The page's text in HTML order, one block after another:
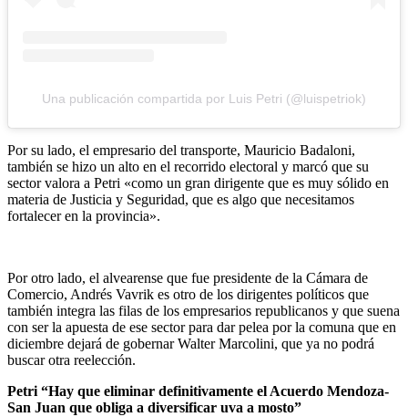
Una publicación compartida por Luis Petri (@luispetriok)
Por su lado, el empresario del transporte, Mauricio Badaloni,
también se hizo un alto en el recorrido electoral y marcó que su
sector valora a Petri «como un gran dirigente que es muy sólido en
materia de Justicia y Seguridad, que es algo que necesitamos
fortalecer en la provincia».
Por otro lado, el alvearense que fue presidente de la Cámara de
Comercio, Andrés Vavrik es otro de los dirigentes políticos que
también integra las filas de los empresarios republicanos y que suena
con ser la apuesta de ese sector para dar pelea por la comuna que en
diciembre dejará de gobernar Walter Marcolini, que ya no podrá
buscar otra reelección.
Petri “Hay que eliminar definitivamente el Acuerdo Mendoza-
San Juan que obliga a diversificar uva a mosto”